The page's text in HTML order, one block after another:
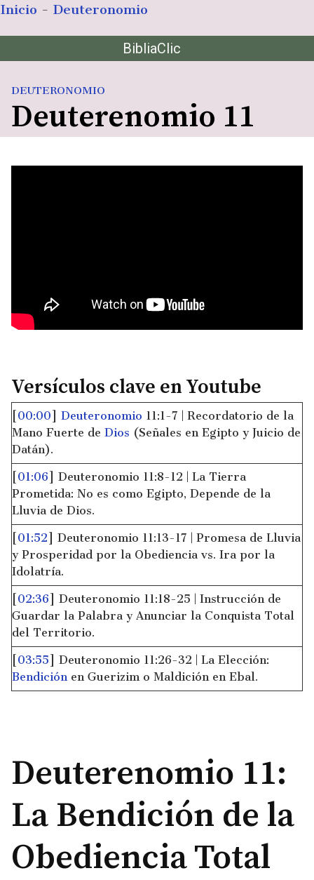
Inicio - Deuteronomio
al
BibliaClic
DEUTERONOMIO
Deuterenomio 11
Versículos clave en Youtube
00:00 Deuteronomio 11:1-7 | Recordatorio de la
Mano Fuerte de Dios (Señales en Egipto y Juicio de
Datán).
01:06 ] Deuteronomio 11:8-12 | La Tierra
Prometida: No es como Egipto, Depende de la
Lluvia de Dios.
01:52 ] Deuteronomio 11:13-17 | Promesa de Lluvia
y Prosperidad por la Obediencia vs. Ira por la
Idolatría.
02:36 ] Deuteronomio 11:18-25 | Instrucción de
Guardar la Palabra y Anunciar la Conquista Total
del Territorio.
03:55 ] Deuteronomio 11:26-32 | La Elección:
Bendiciónen Guerizim o Maldición en Ebal.
Deuterenomio 11:
La Bendición de la
Obediencia Total